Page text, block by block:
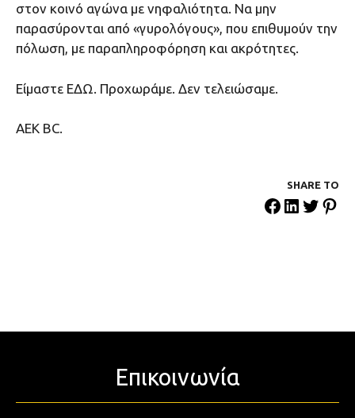
στον κοινό αγώνα με νηφαλιότητα. Να μην
παρασύρονται από «γυρολόγους», που επιθυμούν την
πόλωση, με παραπληροφόρηση και ακρότητες.
Είμαστε ΕΔΩ. Προχωράμε. Δεν τελειώσαμε.
ΑΕΚ ΒC.
SHARE ΤΟ
Επικοινωνία